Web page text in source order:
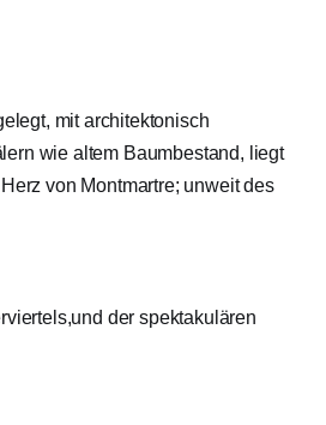
mit architektonisch
wie altem Baumbestand, liegt
von Montmartre; unweit des
der spektakulären